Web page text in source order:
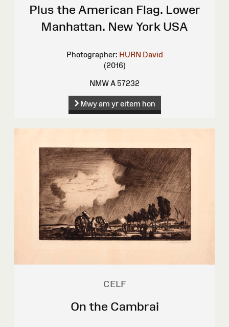
Plus the American Flag. Lower
Manhattan. New York USA
Photographer: HURN David
(2016)
NMW A 57232
Mwy am yr eitem hon
CELF
On the Cambrai